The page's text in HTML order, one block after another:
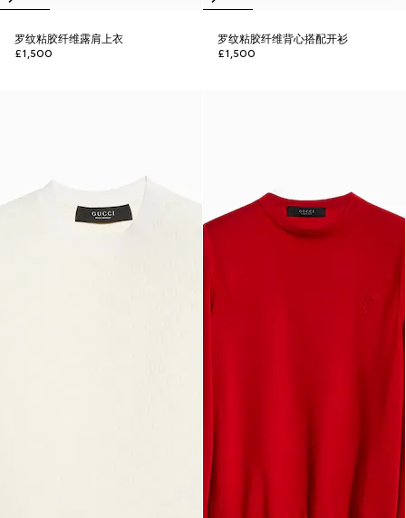
罗纹粘胶纤维露肩上衣
£1,500
罗纹粘胶纤维背心搭配开衫
£1,500